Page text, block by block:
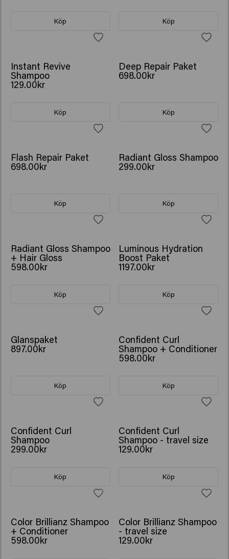
Köp Köp
Instant Revive
Shampoo
129.00kr
Köp
GÅVA: VATTENFLASKA
Deep Repair Paket
698.00kr
Köp
GÅVA: VATTENFLASKA
Flash Repair Paket
698.00kr
Köp
Radiant Gloss Shampoo
299.00kr
Köp
GÅVA: VATTENFLASKA
Radiant Gloss Shampoo
+ Hair Gloss
598.00kr
Köp
GÅVA: VATTENFLASKA
Luminous Hydration
Boost Paket
1197.00kr
Köp
GÅVA: VATTENFLASKA
Glanspaket
897.00kr
Köp
GÅVA: VATTENFLASKA
Confident Curl
Shampoo + Conditioner
598.00kr
Köp
Confident Curl
Shampoo
299.00kr
Köp
Confident Curl
Shampoo - travel size
129.00kr
Köp
GÅVA: VATTENFLASKA
Color Brillianz Shampoo
+ Conditioner
598.00kr
Color Brillianz Shampoo
- travel size
129.00kr